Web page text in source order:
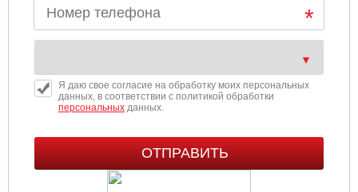
Я даю свое согласие на обработку моих персональных
данных, в соответствии с политикой обработки
персональныхданных.